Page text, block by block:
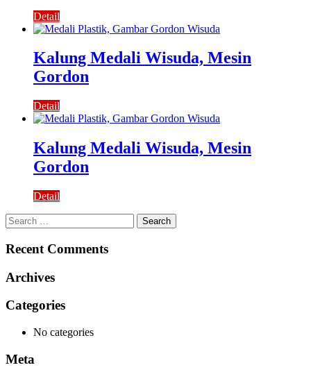
Detail
Kalung Medali Wisuda, Mesin
Gordon
Detail
Kalung Medali Wisuda, Mesin
Gordon
Detail
Search
for:
Recent Comments
Archives
Categories
No categories
Meta